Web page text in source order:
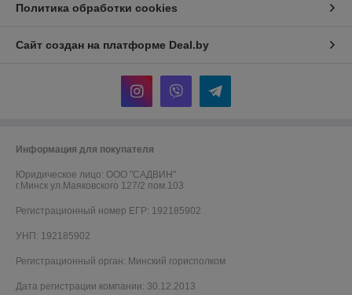
Политика обработки cookies
Сайт создан на платформе Deal.by
Информация для покупателя
Юридическое лицо: ООО "САДВИН"
г.Минск ул.Маяковского 127/2 пом.103
Регистрационный номер ЕГР: 192185902
УНП: 192185902
Регистрационный орган: Минский горисполком
Дата регистрации компании: 30.12.2013